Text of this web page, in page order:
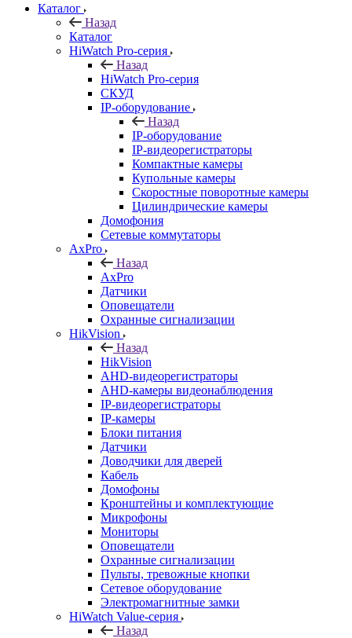
Каталог
Назад
Каталог
HiWatch Pro-серия
Назад
HiWatch Pro-серия
CКУД
IP-оборудование
Назад
IP-оборудование
IP-видеорегистраторы
Компактные камеры
Купольные камеры
Скоростные поворотные камеры
Цилиндрические камеры
Домофония
Сетевые коммутаторы
AxPro
Назад
AxPro
Датчики
Оповещатели
Охранные сигнализации
HikVision
Назад
HikVision
AHD-видеорегистраторы
AHD-камеры видеонаблюдения
IP-видеорегистраторы
IP-камеры
Блоки питания
Датчики
Доводчики для дверей
Кабель
Домофоны
Кронштейны и комплектующие
Микрофоны
Мониторы
Оповещатели
Охранные сигнализации
Пульты, тревожные кнопки
Сетевое оборудование
Электромагнитные замки
HiWatch Value-серия
Назад